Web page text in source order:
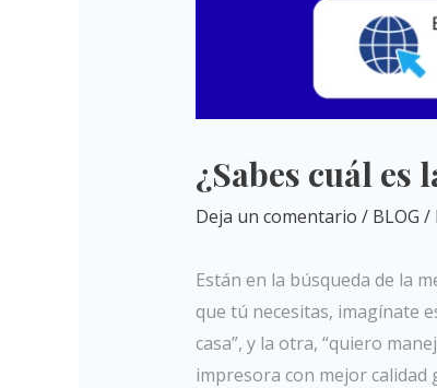
¿Sabes cuál
Deja un comentario / BLOG /
Están en la búsqueda de la
que tú necesitas, imagínate
casa”, y la otra, “quiero
impresora con mejor calidad